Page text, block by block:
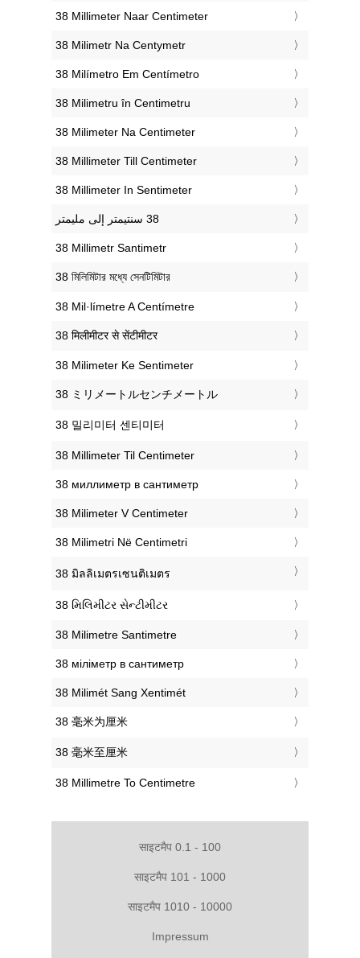
‎38 Millimeter Naar Centimeter
‎38 Milimetr Na Centymetr
‎38 Milímetro Em Centímetro
‎38 Milimetru în Centimetru
‎38 Milimeter Na Centimeter
‎38 Millimeter Till Centimeter
‎38 Millimeter In Sentimeter
‎38 Millimetr Santimetr
‎38 মিলিমিটার মধ্যে সেনটিমিটার
‎38 Mil·límetre A Centímetre
‎38 मिलीमीटर से सेंटीमीटर
‎38 Milimeter Ke Sentimeter
‎38 ミリメートルセンチメートル
‎38 밀리미터 센티미터
‎38 Millimeter Til Centimeter
‎38 миллиметр в сантиметр
‎38 Milimeter V Centimeter
‎38 Milimetri Në Centimetri
‎38 มิลลิเมตรเซนติเมตร
‎38 મિલિમીટર સેન્ટીમીટર
‎38 Milimetre Santimetre
‎38 міліметр в сантиметр
‎38 Milimét Sang Xentimét
‎38 毫米为厘米
‎38 毫米至厘米
‎38 Millimetre To Centimetre
साइटमैप 0.1 - 100
साइटमैप 101 - 1000
साइटमैप 1010 - 10000
Impressum